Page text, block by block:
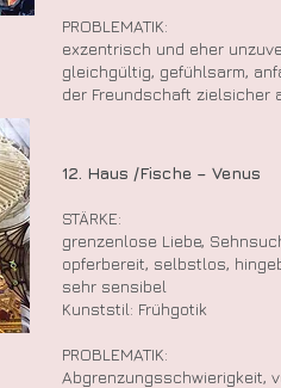
PROBLEMATIK:
exzentrisch und eher
gleichgültig, gefühlsarm,
der Freundschaft zielsicher
12. Haus /Fische –
STÄRKE:
grenzenlose Liebe,
opferbereit, selbstlos,
sehr sensibel
Kunststil: Frühgotik
PROBLEMATIK:
Abgrenzungsschwierigkeit,